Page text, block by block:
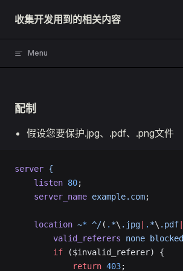
Skip to content
收集开发用到的相关内容
Menu
配制
假设您要保护.jpg、.pdf、.png文件
server {
    listen
80;
    server_name
example.com;
    location
~* ^/( . *\ .jpg . *\ .pdf
        valid_referers
none blocked
        if
($invalid_referer) {
            return
403;